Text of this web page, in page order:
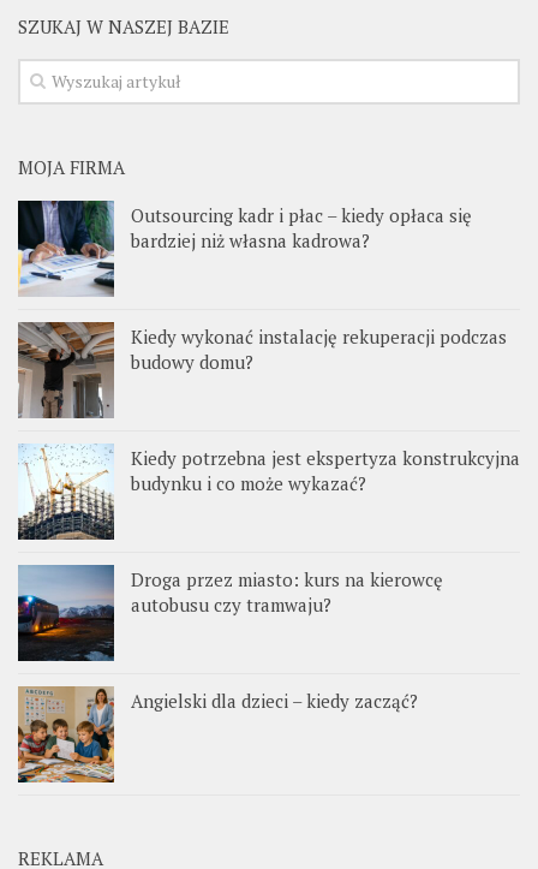
SZUKAJ W NASZEJ BAZIE
MOJA FIRMA
Outsourcing kadr i płac – kiedy opłaca się
bardziej niż własna kadrowa?
Kiedy wykonać instalację rekuperacji podczas
budowy domu?
Kiedy potrzebna jest ekspertyza konstrukcyjna
budynku i co może wykazać?
Droga przez miasto: kurs na kierowcę
autobusu czy tramwaju?
Angielski dla dzieci – kiedy zacząć?
REKLAMA